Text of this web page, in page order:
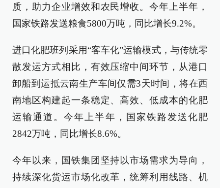
质，助力企业增效和农民增收。今年上半年，
国家铁路发送粮食5800万吨，同比增长9.2%。
进口化肥班列采用“客车化”运输模式，与传统零
散发运方式相比，有效压缩中间环节，从港口
卸船到运抵云南生产车间仅需3天时间，将在西
南地区构建起一条稳定、高效、低成本的化肥
运输通道。今年上半年，国家铁路发送化肥
2842万吨，同比增长8.6%。
今年以来，国铁集团坚持以市场需求为导向，
持续深化货运市场化改革，统筹利用线路、机